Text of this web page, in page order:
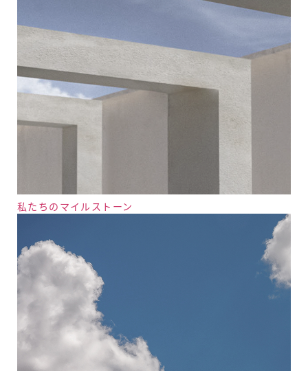
私たちのマイルストーン